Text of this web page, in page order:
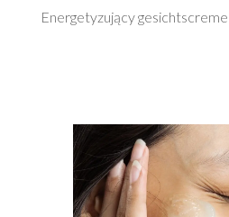
Energetyzujący gesichtscreme